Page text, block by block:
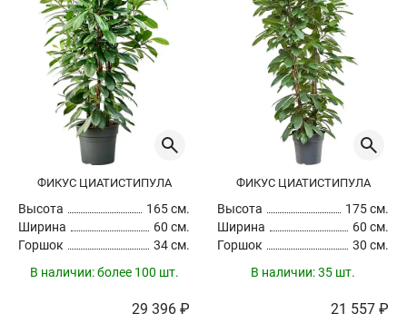
ФИКУС ЦИАТИСТИПУЛА
Высота
165 см.
Ширина
60 см.
Горшок
34 см.
В наличии:более 100 шт.
29 396 ₽
ФИКУС ЦИАТИСТИПУЛА
Высота
175 см.
Ширина
60 см.
Горшок
30 см.
В наличии:35 шт.
21 557 ₽